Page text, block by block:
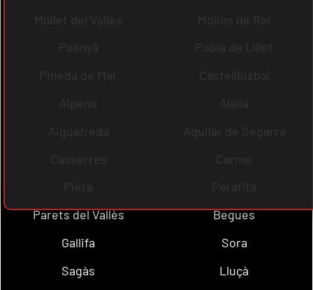
Mollet del Vallès
Molins de Rei
Polinyà
Pobla de Lillet
Pineda de Mar
Castellbisbal
Alpens
Alella
Aiguafreda
Aguilar de Segarra
Casserres
Carme
Piera
Perafita
Parets del Vallès
Begues
Gallifa
Sora
Sagàs
Lluçà